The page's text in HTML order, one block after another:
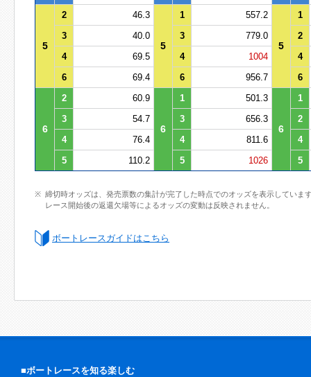
5
2 46.3
5
1 557.2
5
1
3
40.0 3 779.0
2
4
69.5 4 1004
4
6
69.4 6 956.7 6
6
2 60.9
6
1 501.3
6
1
3
54.7 3 656.3
2
4
76.4 4 811.6
4
5
110.2 5 1026 5
締切時オッズは、発売票数の集計が完了した時点でのオッズを表示していま
レース開始後の返還欠場等によるオッズの変動は反映されません。
ボートレースガイドはこちら
■ボートレースを知る楽しむ